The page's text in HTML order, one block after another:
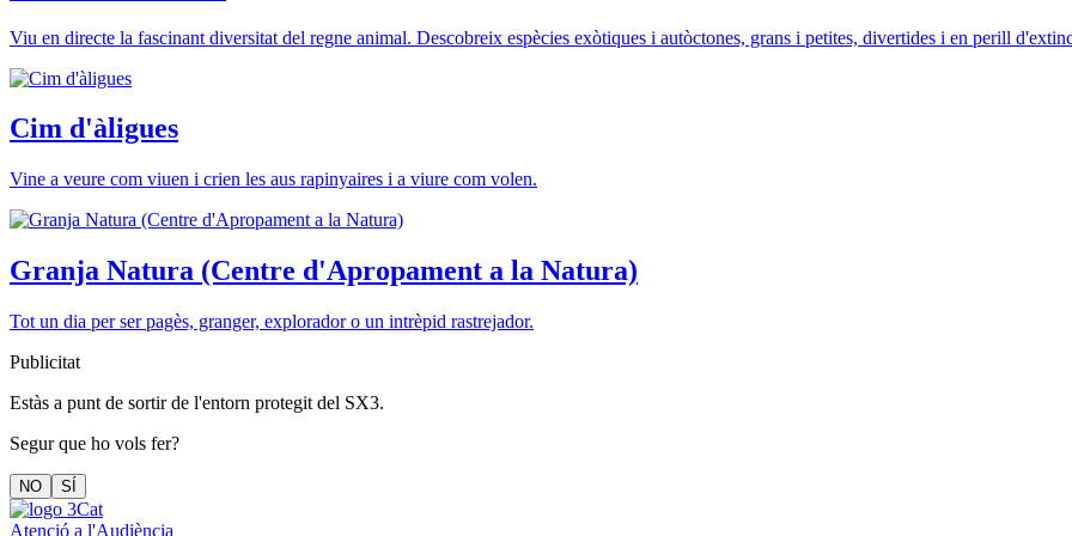
Viu en directe la fascinant diversitat del regne animal. Descobreix espècies exòtiques i autòctones, grans i petites, divertides i en perill
Cim d'àligues
Vine a veure com viuen i crien les aus rapinyaires i a viure com volen.
Granja Natura (Centre d'Apropament a la Natura)
Tot un dia per ser pagès, granger, explorador o un intrèpid rastrejador.
Publicitat
Estàs a punt de sortir de l'entorn protegit del SX3.
Segur que ho vols fer?
NO SÍ
Atenció a l'Audiència